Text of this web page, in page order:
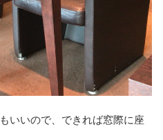
いいので、できれば窓際に座